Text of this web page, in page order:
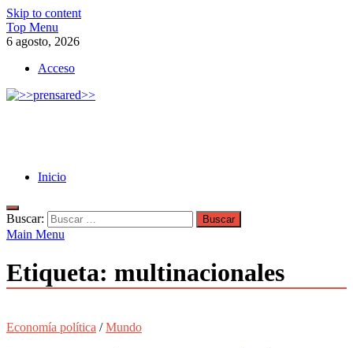
Skip to content
Top Menu
6 agosto, 2026
Acceso
Inicio
Buscar:
Main Menu
Etiqueta: multinacionales
Economía política /Mundo